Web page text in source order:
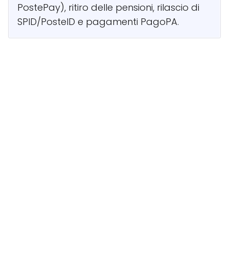
PostePay), ritiro delle pensioni, rilascio di
SPID/PosteID e pagamenti PagoPA.